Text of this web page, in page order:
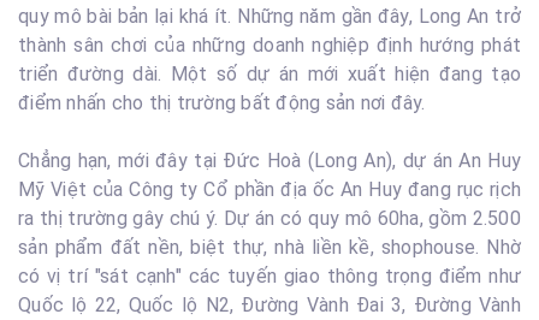
quy mô bài bản lại khá ít. Những năm gần đây, Long An trở
thành sân chơi của những doanh nghiệp định hướng phát
triển đường dài. Một số dự án mới xuất hiện đang tạo
điểm nhấn cho thị trường bất động sản nơi đây.
Chẳng hạn, mới đây tại Đức Hoà (Long An), dự án An Huy
Mỹ Việt của Công ty Cổ phần địa ốc An Huy đang rục rịch
ra thị trường gây chú ý. Dự án có quy mô 60ha, gồm 2.500
sản phẩm đất nền, biệt thự, nhà liền kề, shophouse. Nhờ
có vị trí "sát cạnh" các tuyến giao thông trọng điểm như
Quốc lộ 22, Quốc lộ N2, Đường Vành Đai 3, Đường Vành